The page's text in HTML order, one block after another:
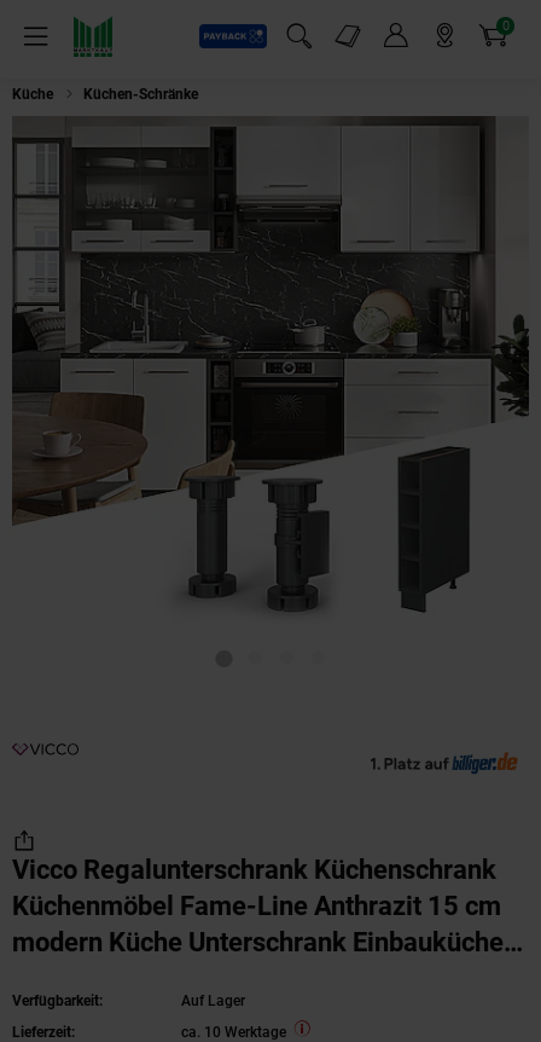
Menü
Payback
Suchfeld einblenden
Markt-Angebote 0
Artikel
Küche Küchen-Schränke
Vicco Regalunterschrank Küchenschrank
Küchenmöbel Fame-Line Anthrazit 15 cm
modern Küche Unterschrank Einbauküche
Aufbewahrung
Verfügbarkeit:
Auf Lager
Lieferzeit:
ca. 10 Werktage